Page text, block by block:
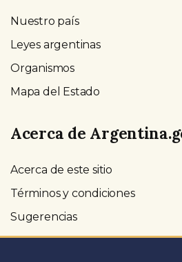
Nuestro país
Leyes argentinas
Organismos
Mapa del Estado
Acerca de
Acerca de este sitio
Términos y condiciones
Sugerencias